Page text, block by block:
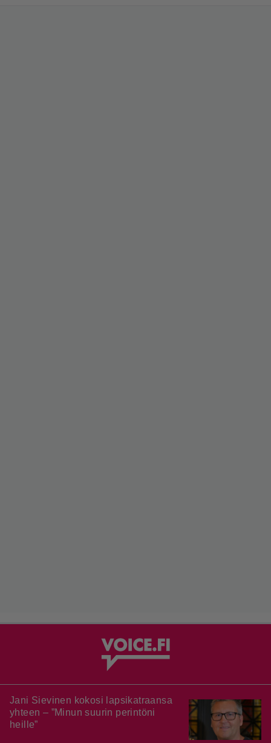
Jani Sievinen kokosi lapsikatraansa
yhteen – ”Minun suurin perintöni
heille”